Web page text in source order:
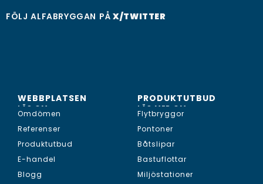
FÖLJ ALFABRYGGAN PÅ X/TWITTER
WEBBPLATSEN
LÄS OM...
Omdömen
Referenser
Produktutbud
E-handel
Blogg
PRODUKTUTBUD
LÄS MER OM...
Flytbryggor
Pontoner
Båtslipar
Bastuflottar
Miljöstationer